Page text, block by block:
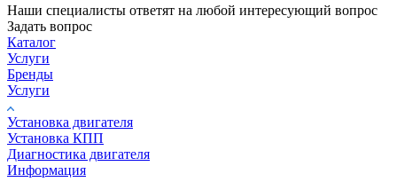
Наши специалисты ответят на любой интересующий вопрос
Задать вопрос
Каталог
Услуги
Бренды
Услуги
Установка двигателя
Установка КПП
Диагностика двигателя
Информация